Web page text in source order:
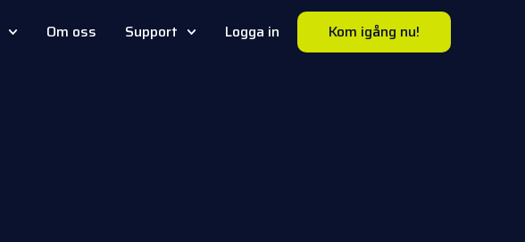
Om oss Support Logga in Kom igång nu!